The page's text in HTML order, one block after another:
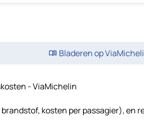
Bladeren op
- ViaMichelin
kosten per passagier), en